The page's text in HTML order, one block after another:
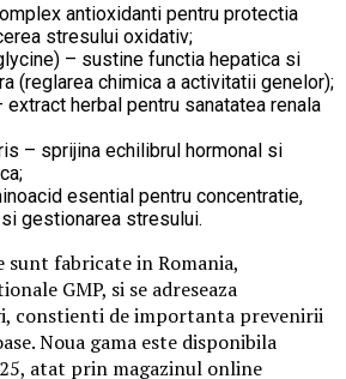
antioxidanti pentru protectia
stresului oxidativ;
– sustine functia hepatica si
(reglarea chimica a activitatii genelor);
extract herbal pentru sanatatea renala
– sprijina echilibrul hormonal si
esential pentru concentratie,
gestionarea stresului.
sunt fabricate in Romania,
GMP, si se adreseaza
constienti de importanta prevenirii
Noua gama este disponibila
atat prin magazinul online